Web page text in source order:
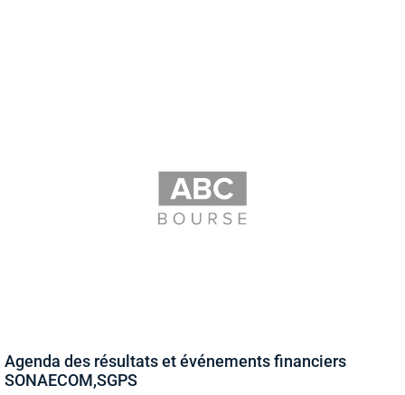
Agenda des résultats et événements financiers
SONAECOM,SGPS